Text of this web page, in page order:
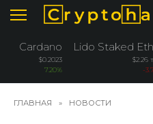
Перейти
содержанию
Cardano
$0.2023
7.20%
Lido Staked
$2.26
-
ГЛАВНАЯ » НОВОСТИ